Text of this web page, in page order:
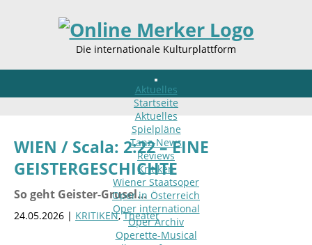
Die internationale Kulturplattform
Aktuelles
Startseite
Aktuelles
Spielpläne
Tanz-News
Reviews
Kritiken
Wiener Staatsoper
Oper in Österreich
Oper international
Oper Archiv
Operette-Musical
WIEN / Scala: 2:22 – EINE
GEISTERGESCHICHTE
So geht Geister-Grusel…
24.05.2026 | KRITIKEN,Theater